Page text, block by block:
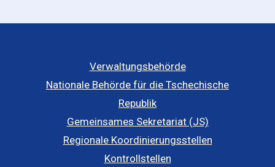
Verwaltungsbehörde
Nationale Behörde für die Tschechische
Republik
Gemeinsames Sekretariat (JS)
Regionale Koordinierungsstellen
Kontrollstellen